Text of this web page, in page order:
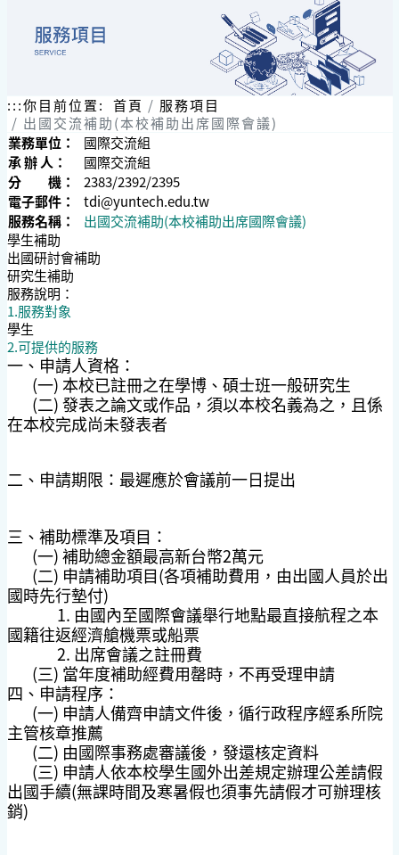
:::你目前位置: 首頁
服務項目
出國交流補助(本校補助出席國際會議)
業務單位：
國際交流組
承 辦 人：
國際交流組
分 機：
2383/2392/2395
電子郵件：
tdi@yuntech.edu.tw
服務名稱：
出國交流補助(本校補助出席國際會議)
學生補助
出國研討會補助
研究生補助
服務說明：
1.服務對象
學生
2.可提供的服務
一、 申請人資格：
(一) 本校已註冊之在學博、碩士班一般研究生
(二) 發表之論文或作品，須以本校名義為之，且係
在本校完成尚未發表者
二、 申請期限：最遲應於會議前一日提出
三、補助標準及項目：
(一) 補助總金額最高新台幣2萬元
(二) 申請補助項目(各項補助費用，由出國人員於出
國時先行墊付)
1. 由國內至國際會議舉行地點最直接航程之本
國籍往返經濟艙機票或船票
2. 出席會議之註冊費
(三) 當年度補助經費用罄時，不再受理申請
四、申請程序：
(一) 申請人備齊申請文件後，循行政程序經系所院
主管核章推薦
(二) 由國際事務處審議後，發還核定資料
(三) 申請人依本校學生國外出差規定辦理公差請假
出國手續(無課時間及寒暑假也須事先請假才可辦理核
銷)